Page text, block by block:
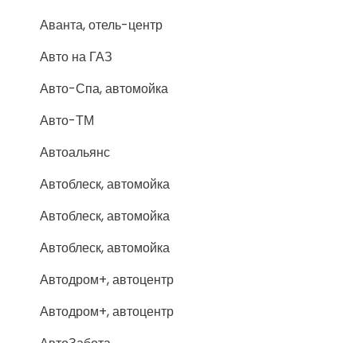
Аванта, отель-центр
Авто на ГАЗ
Авто-Спа, автомойка
Авто-ТМ
Автоальянс
Автоблеск, автомойка
Автоблеск, автомойка
Автоблеск, автомойка
Автодром+, автоцентр
Автодром+, автоцентр